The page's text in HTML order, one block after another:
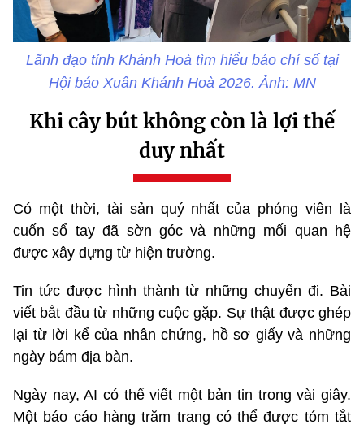
Lãnh đạo tỉnh Khánh Hoà tìm hiểu báo chí số tại
Hội báo Xuân Khánh Hoà 2026. Ảnh: MN
Khi cây bút không còn là lợi thế
duy nhất
Có một thời, tài sản quý nhất của phóng viên là
cuốn sổ tay đã sờn góc và những mối quan hệ
được xây dựng từ hiện trường.
Tin tức được hình thành từ những chuyến đi. Bài
viết bắt đầu từ những cuộc gặp. Sự thật được ghép
lại từ lời kể của nhân chứng, hồ sơ giấy và những
ngày bám địa bàn.
Ngày nay, AI có thể viết một bản tin trong vài giây.
Một báo cáo hàng trăm trang có thể được tóm tắt